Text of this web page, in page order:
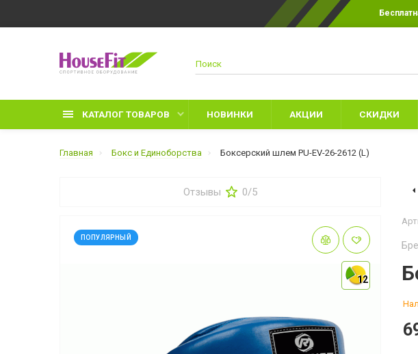
КАТАЛОГ ТОВАРОВ
ПЕРЧАТКИ
ЗАЩИТА НОГ
НОВИНКИ АКЦИИ СКИДКИ
Главная Бокс и Единоборства Боксерский шлем PU-EV-26-2612 (L)
Отзывы 0/5
12
12
ПОПУЛЯРНЫЙ